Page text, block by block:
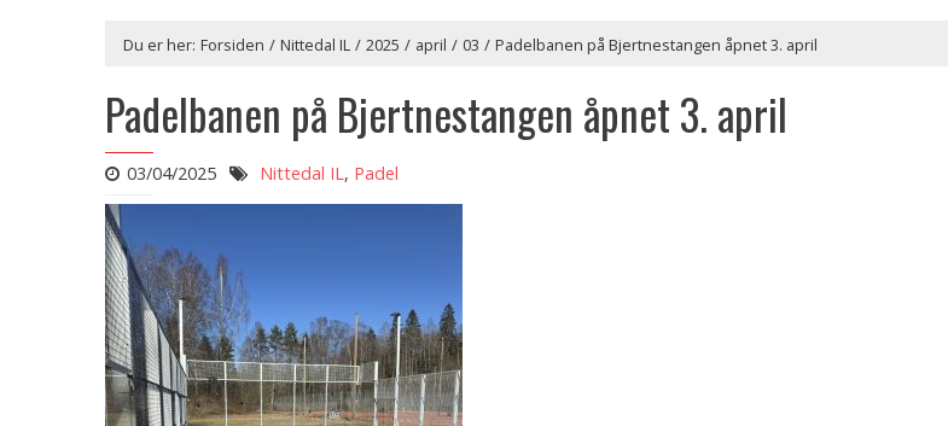
Du er her: Forsiden / Nittedal IL / 2025 / april / 03 / Padelbanen på Bjertnestangen åpnet 3. april
Padelbanen på Bjertnestangen åpnet 3. april
03/04/2025 Nittedal IL, Padel